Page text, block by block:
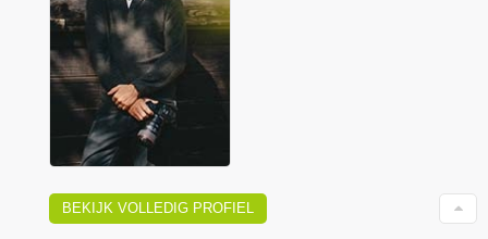
BEKIJK VOLLEDIG PROFIEL